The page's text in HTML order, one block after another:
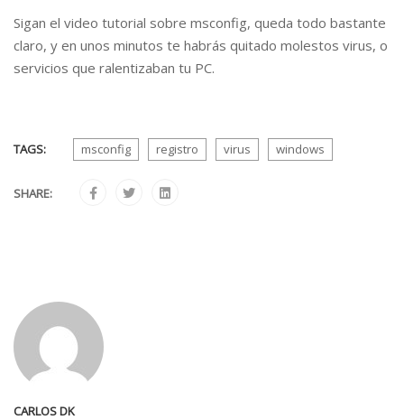
Sigan el video tutorial sobre msconfig, queda todo bastante
claro, y en unos minutos te habrás quitado molestos virus, o
servicios que ralentizaban tu PC.
TAGS: msconfig registro virus windows
SHARE:
CARLOS DK